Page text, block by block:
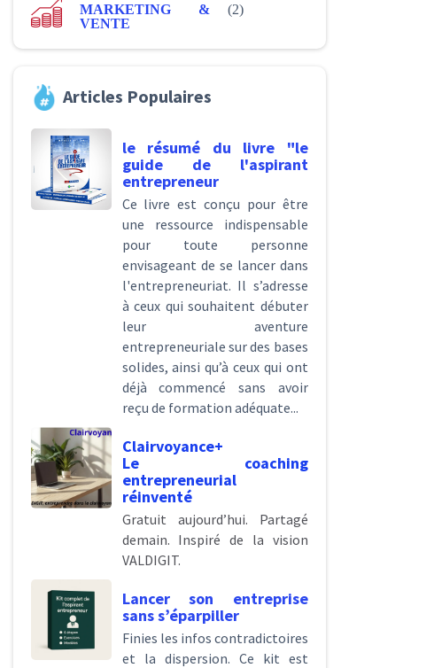
MARKETING &
VENTE
(2)
Articles Populaires
le résumé du livre "le
guide de l'aspirant
entrepreneur
Ce livre est conçu pour être
une ressource indispensable
pour toute personne
envisageant de se lancer dans
l'entrepreneuriat. Il s’adresse
à ceux qui souhaitent débuter
leur aventure
entrepreneuriale sur des bases
solides, ainsi qu’à ceux qui ont
déjà commencé sans avoir
reçu de formation adéquate...
Clairvoyance+
Le coaching
entrepreneurial
réinventé
Gratuit aujourd’hui. Partagé
demain. Inspiré de la vision
VALDIGIT.
Lancer son entreprise
sans s’éparpiller
Finies les infos contradictoires
et la dispersion. Ce kit est